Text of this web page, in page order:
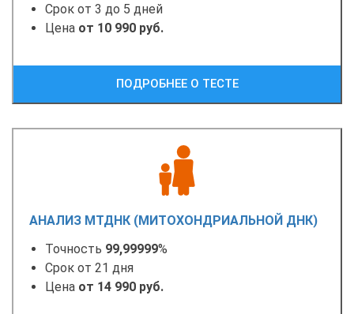
Срок от 3 до 5 дней
Цена от 10 990 руб.
ПОДРОБНЕЕ О ТЕСТЕ
АНАЛИЗ МТДНК (МИТОХОНДРИАЛЬНОЙ ДНК)
Точность 99,99999%
Срок от 21 дня
Цена от 14 990 руб.